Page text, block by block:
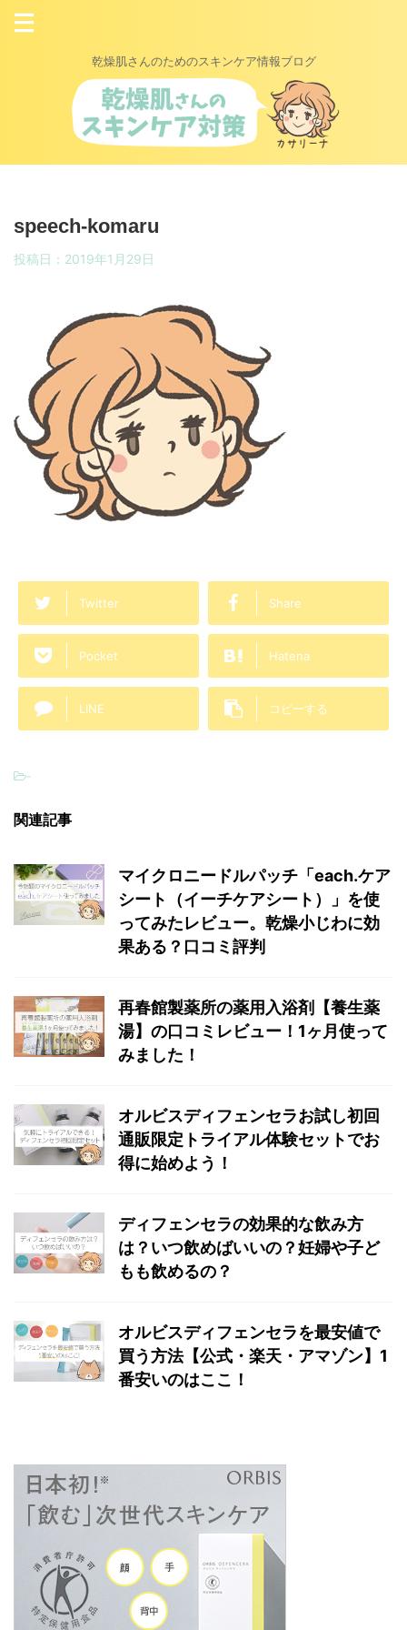
乾燥肌さんのためのスキンケア情報ブログ
speech-komaru
投稿日： 2019年1月29日
Twitter Share
Pocket Hatena
LINE コピーする
-
関連記事
マイクロニードルパッチ「each.ケア
シート（イーチケアシート）」を使
ってみたレビュー。乾燥小じわに効
果ある？口コミ評判
再春館製薬所の薬用入浴剤【養生薬
湯】の口コミレビュー！1ヶ月使って
みました！
オルビスディフェンセラお試し初回
通販限定トライアル体験セットでお
得に始めよう！
ディフェンセラの効果的な飲み方
は？いつ飲めばいいの？妊婦や子ど
もも飲めるの？
オルビスディフェンセラを最安値で
買う方法【公式・楽天・アマゾン】1
番安いのはここ！